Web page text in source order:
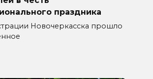
праздника
Новочеркасска прошло